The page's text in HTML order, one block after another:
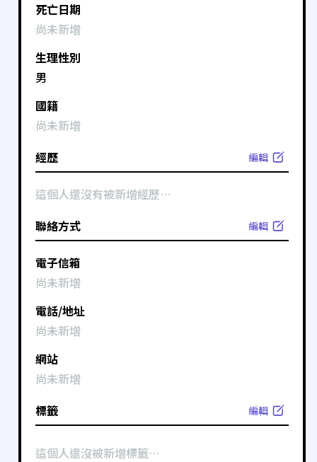
死亡日期
尚未新增
生理性別
男
國籍
尚未新增
經歷
編輯
這個人還沒有被新增經歷⋯
聯絡方式
編輯
電子信箱
尚未新增
電話/地址
尚未新增
網站
尚未新增
標籤
編輯
這個人還沒被新增標籤⋯